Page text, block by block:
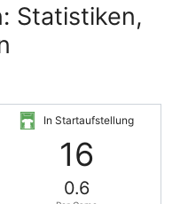
Statistiken,
In Startaufstellung
16
0.6